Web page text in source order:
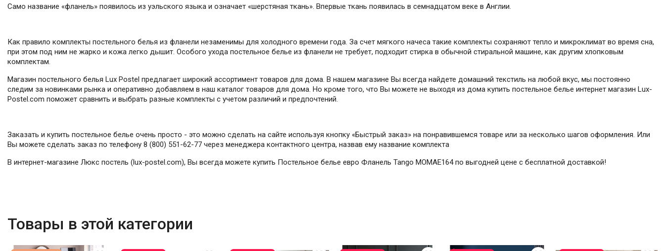
Само название «фланель» появилось из уэльского языка и означает «шерстяная ткань». Впервые ткань появилась в семнадцатом веке в Англии.
Как правило комплекты постельного белья из фланели незаменимы для холодного времени года. За счет мягкого начеса такие комплекты сохраняют тепло и микроклимат во время сна,
при этом под ним не жарко и кожа легко дышит. Особого ухода постельное белье из фланели не требует, подходит стирка в обычной стиральной машине, как другим хлопковым
комплектам.
Магазин постельного белья Lux Postel предлагает широкий ассортимент товаров для дома. В нашем магазине Вы всегда найдете домашний текстиль на любой вкус, мы постоянно
следим за новинками рынка и оперативно добавляем в наш каталог товаров для дома. Но кроме того, что Вы можете не выходя из дома купить постельное белье интернет магазин Lux-
Postel.com поможет сравнить и выбрать разные комплекты с учетом различий и предпочтений.
Заказать и купить постельное белье очень просто - это можно сделать на сайте используя кнопку «Быстрый заказ» на понравившемся товаре или за несколько шагов оформления. Или
Вы можете сделать заказ по телефону 8 (800) 551-62-77 через менеджера контактного центра, назвав ему название комплекта
В интернет-магазине Люкс постель (lux-postel.com), Вы всегда можете купить Постельное белье евро Фланель Tango MOMAE164 по выгодней цене с бесплатной доставкой!
Товары в этой категории